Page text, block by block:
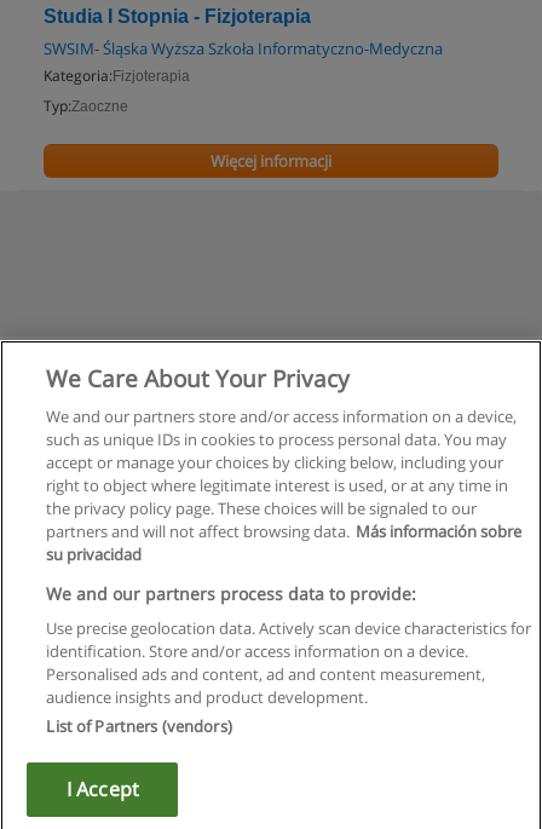
Studia I Stopnia - Fizjoterapia
SWSIM- Śląska Wyższa Szkoła Informatyczno-Medyczna
Kategoria: Fizjoterapia
Typ:Zaoczne
Więcej informacji
Regulamin
Polityka ochrony danych osobowych
Kontakt z Educaedu
Copyright © Educaedu Business S.L. - CIF : B-95610580: -
We Care About Your Privacy
We and our partners store and/or access information on a device,
such as unique IDs in cookies to process personal data. You may
accept or manage your choices by clicking below, including your
right to object where legitimate interest is used, or at any time in
the privacy policy page. These choices will be signaled to our
partners and will not affect browsing data. Más información sobre
su privacidad
We and our partners process data to provide:
Use precise geolocation data. Actively scan device characteristics for
identification. Store and/or access information on a device.
Personalised ads and content, ad and content measurement,
audience insights and product development.
List of Partners (vendors)
I Accept